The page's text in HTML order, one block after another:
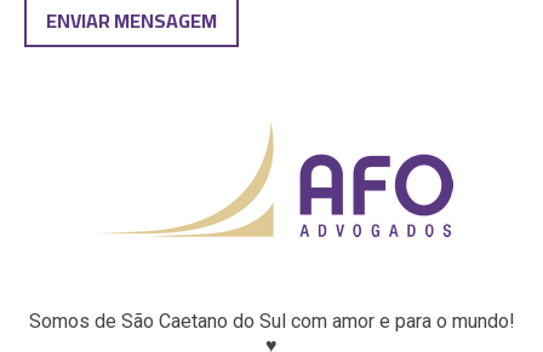
Somos de São Caetano do Sul com amor e para o mundo!
♥